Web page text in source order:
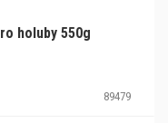
holuby 550g
89479